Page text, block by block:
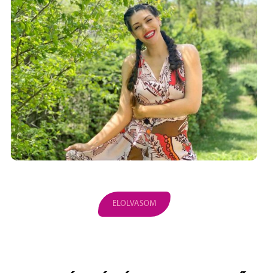
ELOLVASOM